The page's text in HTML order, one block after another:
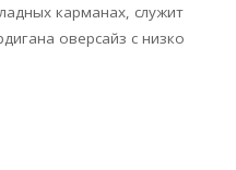
карманах, служит
оверсайз с низко